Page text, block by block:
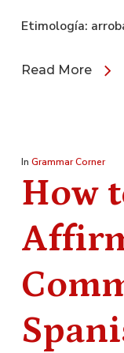
Etimología:
Read More
In Grammar Corner
How